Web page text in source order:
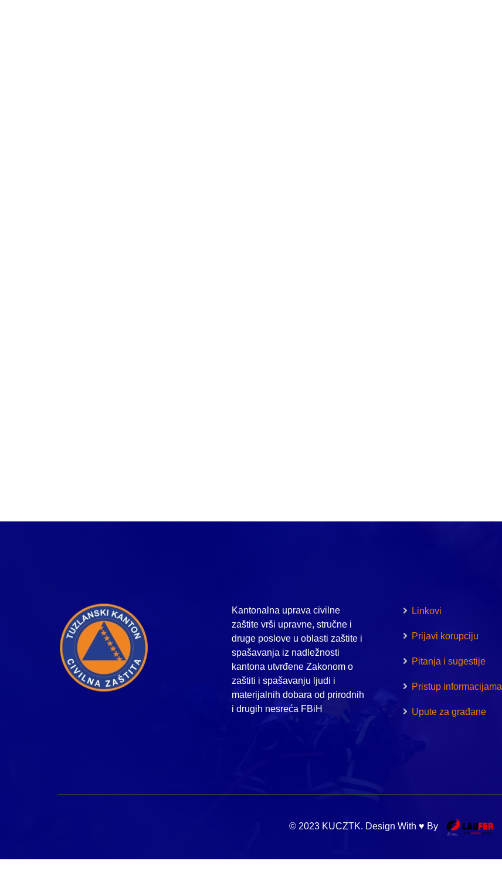
Kantonalna uprava civilne
zaštite vrši upravne, stručne i
druge poslove u oblasti zaštite i
spašavanja iz nadležnosti
kantona utvrđene Zakonom o
zaštiti i spašavanju ljudi i
materijalnih dobara od prirodnih
i drugih nesreća FBiH
Linkovi
Prijavi korupciju
Pitanja i sugestije
Pristup informacijama
Upute za građane
© 2023 KUCZTK. Design With ♥ By